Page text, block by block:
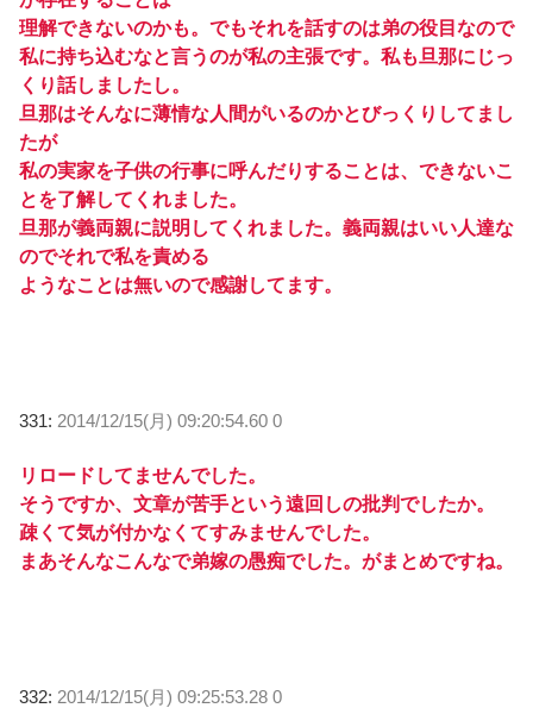
理解できないのかも。でもそれを話すのは弟の役目なので
私に持ち込むなと言うのが私の主張です。私も旦那にじっ
くり話しましたし。
旦那はそんなに薄情な人間がいるのかとびっくりしてまし
たが
私の実家を子供の行事に呼んだりすることは、できないこ
とを了解してくれました。
旦那が義両親に説明してくれました。義両親はいい人達な
のでそれで私を責める
ようなことは無いので感謝してます。
331: 2014/12/15(月) 09:20:54.60 0
リロードしてませんでした。
そうですか、文章が苦手という遠回しの批判でしたか。
疎くて気が付かなくてすみませんでした。
まあそんなこんなで弟嫁の愚痴でした。がまとめですね。
332: 2014/12/15(月) 09:25:53.28 0